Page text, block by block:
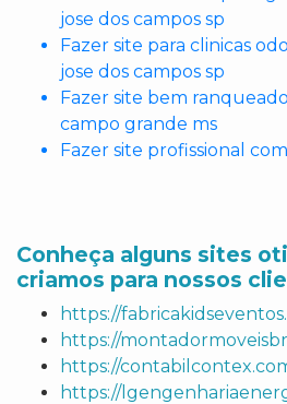
jose dos campos sp
Fazer site para clinicas
jose dos campos sp
Fazer site bem
campo grande ms
Fazer site profissional
Conheça alguns sites
criamos para nossos
https://
https://
https://
https://